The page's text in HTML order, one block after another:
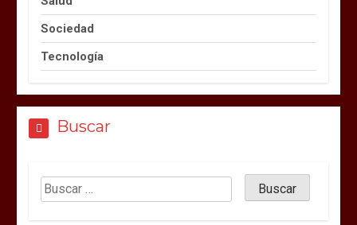
Sociedad
Tecnología
Buscar